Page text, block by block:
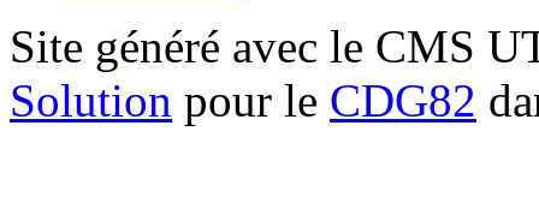
Site généré avec le CMS
Solution pour le CDG82